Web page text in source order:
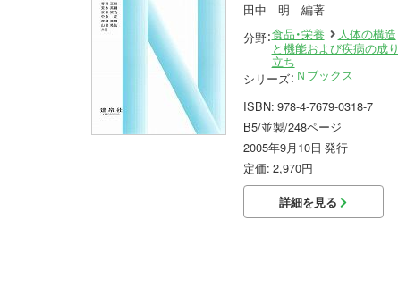
田中 明 編著
分野：食品・栄養
人体の構造
と機能および疾病の成り
立ち
シリーズ：Ｎブックス
ISBN: 978-4-7679-0318-7
B5/並製/248ページ
2005年9月10日 発行
定価: 2,970円
詳細を見る